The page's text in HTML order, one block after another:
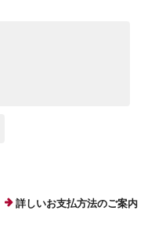
詳しいお支払方法のご案内